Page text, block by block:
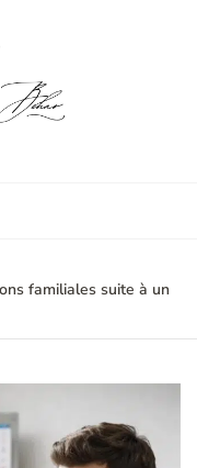
familiales suite à un